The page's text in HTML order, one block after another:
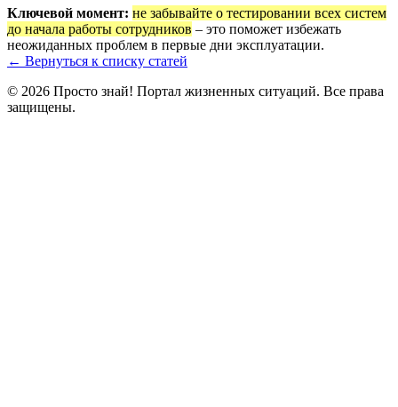
Ключевой момент: не забывайте о тестировании всех систем
до начала работы сотрудников – это поможет избежать
неожиданных проблем в первые дни эксплуатации.
← Вернуться к списку статей
© 2026 Просто знай! Портал жизненных ситуаций. Все права
защищены.